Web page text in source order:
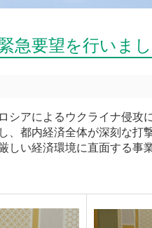
急要望を行いま
シアによるウクライナ侵
、都内経済全体が深刻な
しい経済環境に直面する事